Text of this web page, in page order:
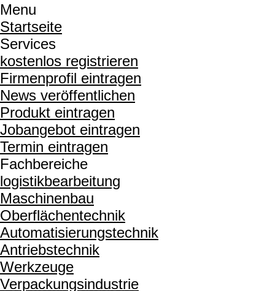
Menu
Startseite
Services
kostenlos registrieren
Firmenprofil eintragen
News veröffentlichen
Produkt eintragen
Jobangebot eintragen
Termin eintragen
Fachbereiche
logistikbearbeitung
Maschinenbau
Oberflächentechnik
Automatisierungstechnik
Antriebstechnik
Werkzeuge
Verpackungsindustrie